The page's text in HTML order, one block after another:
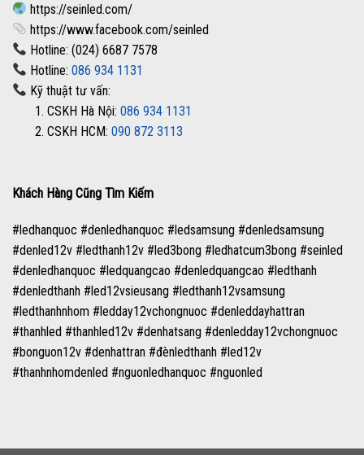
https://seinled.com/
https://www.facebook.com/seinled
Hotline: (024) 6687 7578
Hotline:086 934 1131
Kỹ thuật tư vấn:
1. CSKH Hà Nội: 086 934 1131
2. CSKH HCM: 090 872 3113
Khách Hàng Cũng Tìm Kiếm
#ledhanquoc #denledhanquoc #ledsamsung #denledsamsung
#denled12v #ledthanh12v #led3bong #ledhatcum3bong #seinled
#denledhanquoc #ledquangcao #denledquangcao #ledthanh
#denledthanh #led12vsieusang #ledthanh12vsamsung
#ledthanhnhom #ledday12vchongnuoc #denleddayhattran
#thanhled #thanhled12v #denhatsang #denledday12vchongnuoc
#bonguon12v #denhattran #đènledthanh #led12v
#thanhnhomdenled #nguonledhanquoc #nguonled